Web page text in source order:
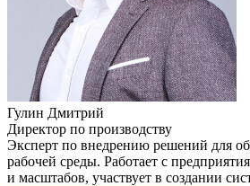
Гулин Дмитрий
Директор по производству
Эксперт по внедрению решений для
рабочей среды. Работает с
и масштабов, участвует в создании